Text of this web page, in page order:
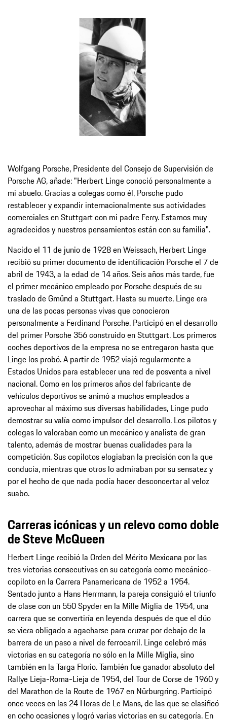
Wolfgang Porsche, Presidente del Consejo de Supervisión de
Porsche AG, añade: "Herbert Linge conoció personalmente a
mi abuelo. Gracias a colegas como él, Porsche pudo
restablecer y expandir internacionalmente sus actividades
comerciales en Stuttgart con mi padre Ferry. Estamos muy
agradecidos y nuestros pensamientos están con su familia".
Nacido el 11 de junio de 1928 en Weissach, Herbert Linge
recibió su primer documento de identificación Porsche el 7 de
abril de 1943, a la edad de 14 años. Seis años más tarde, fue
el primer mecánico empleado por Porsche después de su
traslado de Gmünd a Stuttgart. Hasta su muerte, Linge era
una de las pocas personas vivas que conocieron
personalmente a Ferdinand Porsche. Participó en el desarrollo
del primer Porsche 356 construido en Stuttgart. Los primeros
coches deportivos de la empresa no se entregaron hasta que
Linge los probó. A partir de 1952 viajó regularmente a
Estados Unidos para establecer una red de posventa a nivel
nacional. Como en los primeros años del fabricante de
vehículos deportivos se animó a muchos empleados a
aprovechar al máximo sus diversas habilidades, Linge pudo
demostrar su valía como impulsor del desarrollo. Los pilotos y
colegas lo valoraban como un mecánico y analista de gran
talento, además de mostrar buenas cualidades para la
competición. Sus copilotos elogiaban la precisión con la que
conducía, mientras que otros lo admiraban por su sensatez y
por el hecho de que nada podía hacer desconcertar al veloz
suabo.
Carreras icónicas y un relevo como doble
de Steve McQueen
Herbert Linge recibió la Orden del Mérito Mexicana por las
tres victorias consecutivas en su categoría como mecánico-
copiloto en la Carrera Panamericana de 1952 a 1954.
Sentado junto a Hans Herrmann, la pareja consiguió el triunfo
de clase con un 550 Spyder en la Mille Miglia de 1954, una
carrera que se convertiría en leyenda después de que el dúo
se viera obligado a agacharse para cruzar por debajo de la
barrera de un paso a nivel de ferrocarril. Linge celebró más
victorias en su categoría no sólo en la Mille Miglia, sino
también en la Targa Florio. También fue ganador absoluto del
Rallye Lieja-Roma-Lieja de 1954, del Tour de Corse de 1960 y
del Marathon de la Route de 1967 en Nürburgring. Participó
once veces en las 24 Horas de Le Mans, de las que se clasificó
en ocho ocasiones y logró varias victorias en su categoría. En